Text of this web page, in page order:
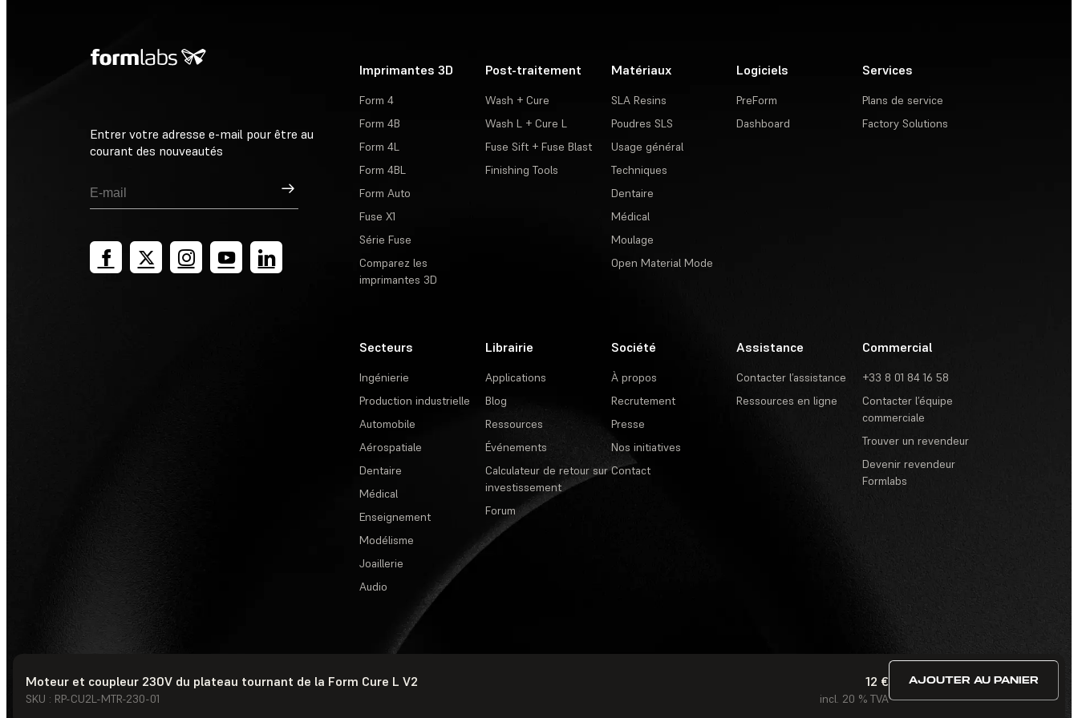
Moteur et coupleur 230V du plateau tournant de la Form Cure L V2
SKU : RP-CU2L-MTR-230-01
12 €
incl. 20 % TVA
AJOUTER AU PANIER
Entrer votre adresse e-mail pour être au
courant des nouveautés
Inscription
Imprimantes 3D
Form 4
Form 4B
Form 4L
Form 4BL
Form Auto
Fuse X1
Série Fuse
Comparez les
imprimantes 3D
Post-traitement
Wash + Cure
Wash L + Cure L
Fuse Sift + Fuse Blast
Finishing Tools
Matériaux
SLA Resins
Poudres SLS
Usage général
Techniques
Dentaire
Médical
Moulage
Open Material Mode
Logiciels
PreForm
Dashboard
Services
Plans de service
Factory Solutions
Secteurs
Ingénierie
Production industrielle
Automobile
Aérospatiale
Dentaire
Médical
Enseignement
Modélisme
Joaillerie
Audio
Librairie
Applications
Blog
Ressources
Événements
Calculateur de retour sur
investissement
Forum
Société
À propos
Recrutement
Presse
Nos initiatives
Contact
Assistance
Contacter l’assistance
Ressources en ligne
Commercial
+33 8 01 84 16 58
Contacter l’équipe
commerciale
Trouver un revendeur
Devenir revendeur
Formlabs
© Formlabs 2026 · Concours et tirages au sort